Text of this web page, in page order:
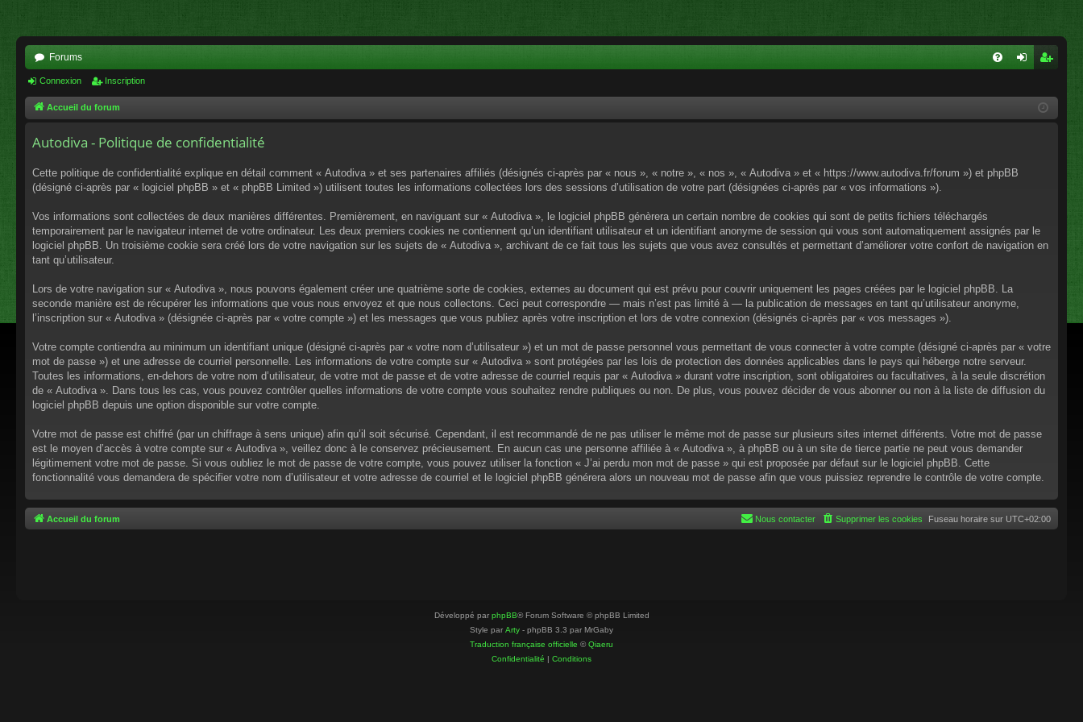
Forums
cri
Connexion Inscription
Accueil du forum
Autodiva - Politique de confidentialité
Cette politique de confidentialité explique en détail comment « Autodiva » et ses partenaires affiliés (désignés ci-après par « nous », « notre », « nos », « Autodiva » et « https://www.autodiva.fr/forum ») et phpBB
(désigné ci-après par « logiciel phpBB » et « phpBB Limited ») utilisent toutes les informations collectées lors des sessions d’utilisation de votre part (désignées ci-après par « vos informations »).
Vos informations sont collectées de deux manières différentes. Premièrement, en naviguant sur « Autodiva », le logiciel phpBB génèrera un certain nombre de cookies qui sont de petits fichiers téléchargés
temporairement par le navigateur internet de votre ordinateur. Les deux premiers cookies ne contiennent qu’un identifiant utilisateur et un identifiant anonyme de session qui vous sont automatiquement assignés par le
logiciel phpBB. Un troisième cookie sera créé lors de votre navigation sur les sujets de « Autodiva », archivant de ce fait tous les sujets que vous avez consultés et permettant d’améliorer votre confort de navigation en
tant qu’utilisateur.
Lors de votre navigation sur « Autodiva », nous pouvons également créer une quatrième sorte de cookies, externes au document qui est prévu pour couvrir uniquement les pages créées par le logiciel phpBB. La
seconde manière est de récupérer les informations que vous nous envoyez et que nous collectons. Ceci peut correspondre — mais n’est pas limité à — la publication de messages en tant qu’utilisateur anonyme,
l’inscription sur « Autodiva » (désignée ci-après par « votre compte ») et les messages que vous publiez après votre inscription et lors de votre connexion (désignés ci-après par « vos messages »).
Votre compte contiendra au minimum un identifiant unique (désigné ci-après par « votre nom d’utilisateur ») et un mot de passe personnel vous permettant de vous connecter à votre compte (désigné ci-après par « votre
mot de passe ») et une adresse de courriel personnelle. Les informations de votre compte sur « Autodiva » sont protégées par les lois de protection des données applicables dans le pays qui héberge notre serveur.
Toutes les informations, en-dehors de votre nom d’utilisateur, de votre mot de passe et de votre adresse de courriel requis par « Autodiva » durant votre inscription, sont obligatoires ou facultatives, à la seule discrétion
de « Autodiva ». Dans tous les cas, vous pouvez contrôler quelles informations de votre compte vous souhaitez rendre publiques ou non. De plus, vous pouvez décider de vous abonner ou non à la liste de diffusion du
logiciel phpBB depuis une option disponible sur votre compte.
Votre mot de passe est chiffré (par un chiffrage à sens unique) afin qu’il soit sécurisé. Cependant, il est recommandé de ne pas utiliser le même mot de passe sur plusieurs sites internet différents. Votre mot de passe
est le moyen d’accès à votre compte sur « Autodiva », veillez donc à le conservez précieusement. En aucun cas une personne affiliée à « Autodiva », à phpBB ou à un site de tierce partie ne peut vous demander
légitimement votre mot de passe. Si vous oubliez le mot de passe de votre compte, vous pouvez utiliser la fonction « J’ai perdu mon mot de passe » qui est proposée par défaut sur le logiciel phpBB. Cette
fonctionnalité vous demandera de spécifier votre nom d’utilisateur et votre adresse de courriel et le logiciel phpBB générera alors un nouveau mot de passe afin que vous puissiez reprendre le contrôle de votre compte.
Accueil du forum Fuseau horaire sur UTC+02:00
Supprimer les cookies
Nous contacter
Développé par phpBB® Forum Software © phpBB Limited
Style par Arty - phpBB 3.3 par MrGaby
Traduction française officielle ©Qiaeru
Confidentialité | Conditions